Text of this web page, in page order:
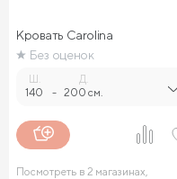
Кровать Carolina
Без оценок
Ш.
140 -
Д.
200 см.
Посмотреть в 2 магазинах,